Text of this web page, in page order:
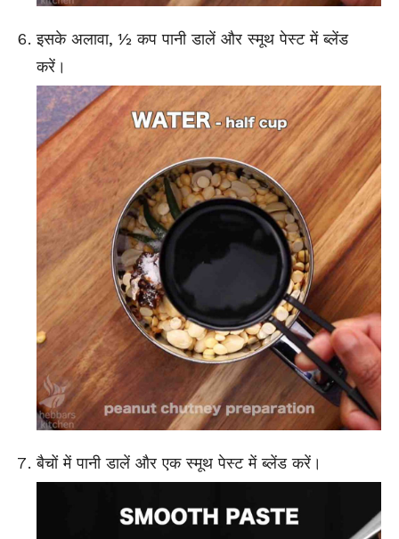
इसके अलावा, ½ कप पानी डालें और स्मूथ पेस्ट में ब्लेंड
करें।
बैचों में पानी डालें और एक स्मूथ पेस्ट में ब्लेंड करें।